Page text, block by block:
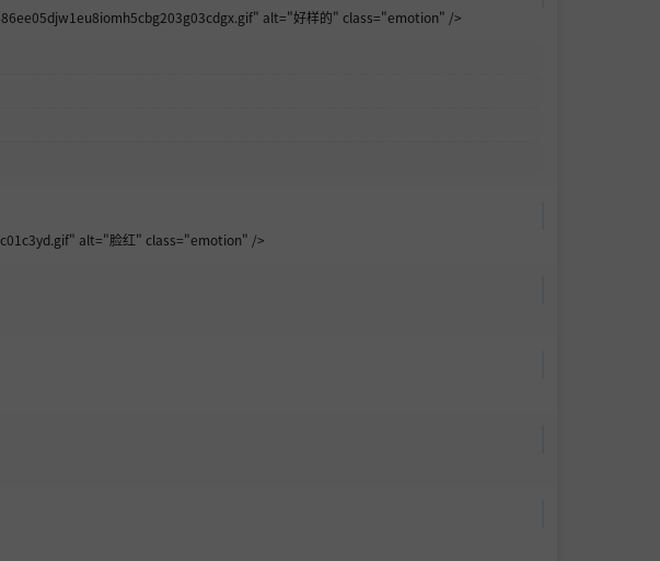
alt="好样的" class="emotion" />
alt="脸红" class="emotion" />